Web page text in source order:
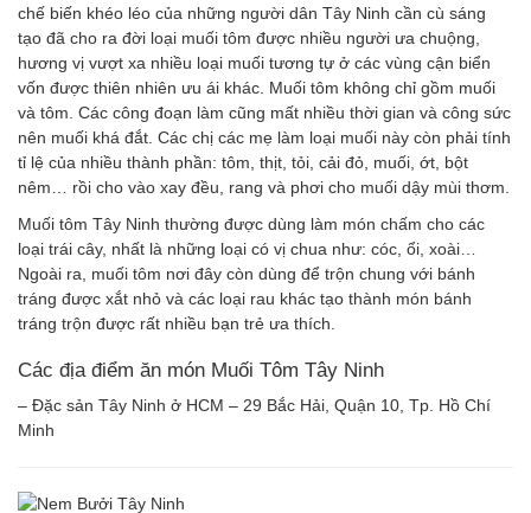
chế biến khéo léo của những người dân Tây Ninh cần cù sáng
tạo đã cho ra đời loại muối tôm được nhiều người ưa chuộng,
hương vị vượt xa nhiều loại muối tương tự ở các vùng cận biển
vốn được thiên nhiên ưu ái khác. Muối tôm không chỉ gồm muối
và tôm. Các công đoạn làm cũng mất nhiều thời gian và công sức
nên muối khá đắt. Các chị các mẹ làm loại muối này còn phải tính
tỉ lệ của nhiều thành phần: tôm, thịt, tỏi, cải đỏ, muối, ớt, bột
nêm… rồi cho vào xay đều, rang và phơi cho muối dậy mùi thơm.
Muối tôm Tây Ninh thường được dùng làm món chấm cho các
loại trái cây, nhất là những loại có vị chua như: cóc, ổi, xoài…
Ngoài ra, muối tôm nơi đây còn dùng để trộn chung với bánh
tráng được xắt nhỏ và các loại rau khác tạo thành món bánh
tráng trộn được rất nhiều bạn trẻ ưa thích.
Các địa điểm ăn món Muối Tôm Tây Ninh
– Đặc sản Tây Ninh ở HCM – 29 Bắc Hải, Quận 10, Tp. Hồ Chí
Minh